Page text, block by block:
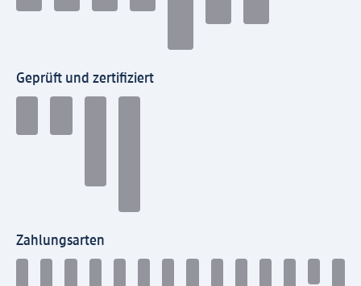
Geprüft und zertifiziert
Zahlungsarten